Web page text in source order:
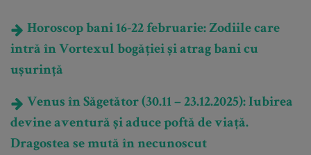
Horoscop bani 16-22 februarie: Zodiile care
intră în Vortexul bogăției și atrag bani cu
ușurință
Venus în Săgetător (30.11 – 23.12.2025): Iubirea
devine aventură și aduce poftă de viață.
Dragostea se mută în necunoscut